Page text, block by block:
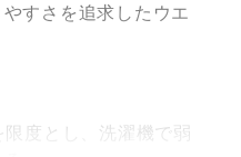
すさを追求したウエ
度とし、洗濯機で弱